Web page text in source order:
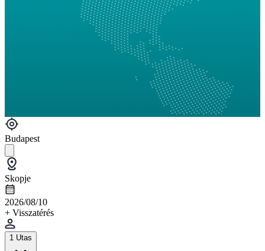
Budapest
Skopje
2026/08/10
+ Visszatérés
1 Utas